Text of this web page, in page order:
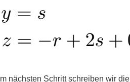
Im nächsten Schritt schreiben wir